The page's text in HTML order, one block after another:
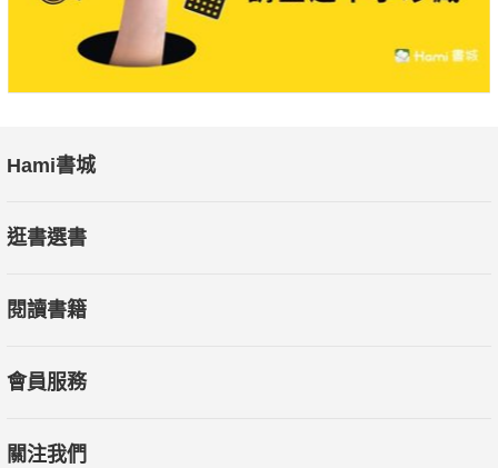
Hami書城
逛書選書
閱讀書籍
會員服務
關注我們